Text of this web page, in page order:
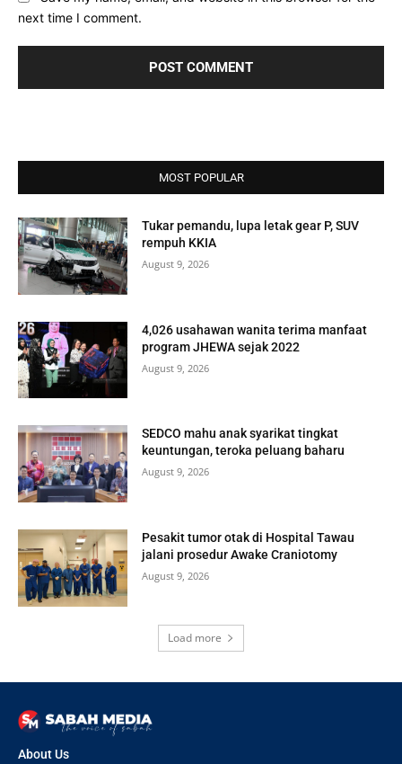
next time I comment.
MOST POPULAR
Tukar pemandu, lupa letak gear P, SUV
rempuh KKIA
August 9, 2026
4,026 usahawan wanita terima manfaat
program JHEWA sejak 2022
August 9, 2026
SEDCO mahu anak syarikat tingkat
keuntungan, teroka peluang baharu
August 9, 2026
Pesakit tumor otak di Hospital Tawau
jalani prosedur Awake Craniotomy
August 9, 2026
Load more
About Us